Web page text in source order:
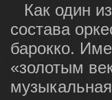
Как один
состава
барокко.
«золотым